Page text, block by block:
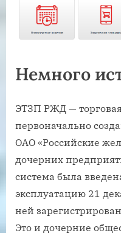
Немного
ЭТЗП РЖД —
первоначально
ОАО «Российские
дочерних
система была
эксплуатацию 21
ней
Это и дочерние